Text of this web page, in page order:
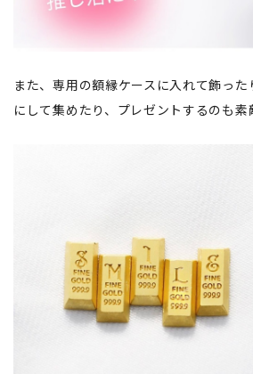
また、専用の額縁ケースに入れて飾った
にして集めたり、プレゼントするのも素